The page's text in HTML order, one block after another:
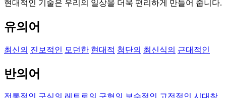
현대적인 기술은 우리의 일상을 더욱 편리하게 만들어 줍니다.
유의어
최신의 진보적인 모던한 현대적 첨단의 최신식의 근대적인
반의어